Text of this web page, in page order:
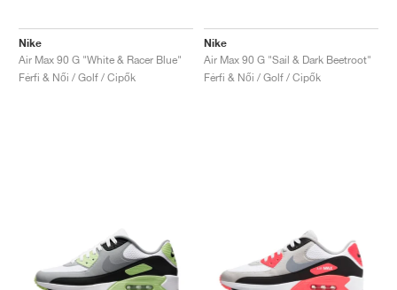
Nike
Air Max 90 G "White & Racer Blue"
Férfi & Női / Golf / Cipők
Nike
Air Max 90 G "Sail & Dark Beetroot"
Férfi & Női / Golf / Cipők